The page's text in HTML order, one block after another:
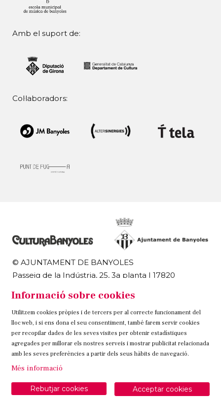
Amb el suport de:
Col·laboradors:
© AJUNTAMENT DE BANYOLES
Passeig de la Indústria, 25, 3a planta | 17820
972 58 18 48 | 972 57 00 50
Sitemap Avís Legal Ús de Cookies Contacteu
Link a instagram
Link a twitter
Link a facebook
Informació sobre cookies
Utilitzem cookies pròpies i de tercers per al correcte funcionament del
lloc web, i si ens dona el seu consentiment, també farem servir cookies
per recopilar dades de les seves visites per obtenir estadístiques
agregades per millorar els nostres serveis i mostrar publicitat relacionada
amb les seves preferències a partir dels seus hàbits de navegació.
Més informació
Acceptar cookies
Rebutjar cookies